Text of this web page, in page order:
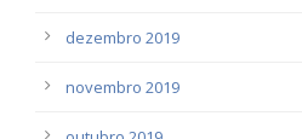
dezembro 2019
novembro 2019